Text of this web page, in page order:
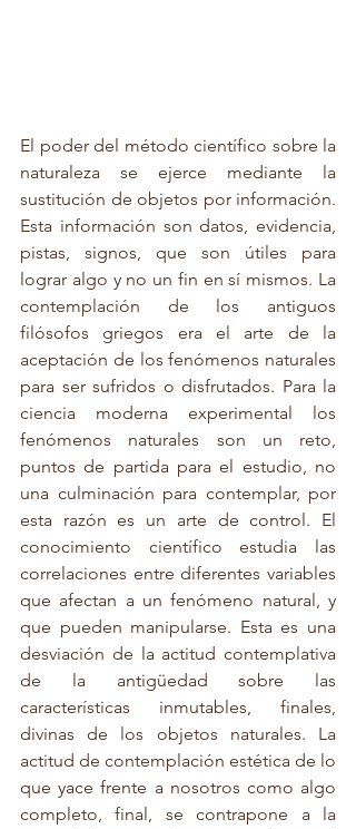
El poder del método científico sobre la
naturaleza se ejerce mediante la
sustitución de objetos por información.
Esta información son datos, evidencia,
pistas, signos, que son útiles para
lograr algo y no un fin en sí mismos. La
contemplación de los antiguos
filósofos griegos era el arte de la
aceptación de los fenómenos naturales
para ser sufridos o disfrutados. Para la
ciencia moderna experimental los
fenómenos naturales son un reto,
puntos de partida para el estudio, no
una culminación para contemplar, por
esta razón es un arte de control. El
conocimiento científico estudia las
correlaciones entre diferentes variables
que afectan a un fenómeno natural, y
que pueden manipularse. Esta es una
desviación de la actitud contemplativa
de la antigüedad sobre las
características inmutables, finales,
divinas de los objetos naturales. La
actitud de contemplación estética de lo
que yace frente a nosotros como algo
completo, final, se contrapone a la